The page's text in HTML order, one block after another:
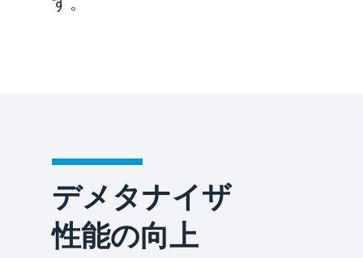
デメタナイザ
性能の向上